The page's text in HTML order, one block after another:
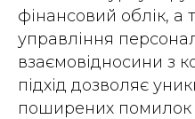
фінансовий облік, а
управління
взаємовідносини з
підхід дозволяє
поширених помилок